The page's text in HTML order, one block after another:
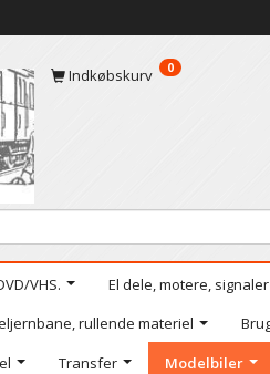
Indkøbskurv 0
VHS.
El dele, motere,
rullende materiel
Transfer Modelbiler